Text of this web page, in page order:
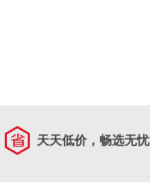
天天低价，畅选无忧